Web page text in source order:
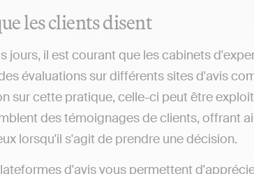
les clients disent
jours, il est courant que les cabinets
évaluations sur différents sites d'avis
sur cette pratique, celle-ci peut être
des témoignages de clients, offrant
lorsqu'il s'agit de prendre une décision.
d'avis vous permettent